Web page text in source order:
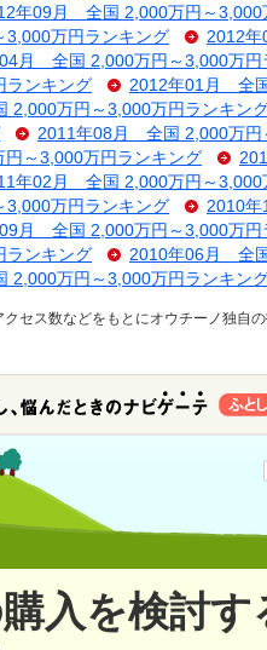
年09月 全国 2,000万円～3,000
万円ランキング
2012
月 全国 2,000万円～3,000万円
ンキング
2012年01月 全
万円～3,000万円ランキン
2011年08月 全国 2,000万円
～3,000万円ランキング
年02月 全国 2,000万円～3,000
万円ランキング
2010
月 全国 2,000万円～3,000万円
ンキング
2010年06月 全
万円～3,000万円ランキン
セス数などをもとにオウチーノ独自
入を検討